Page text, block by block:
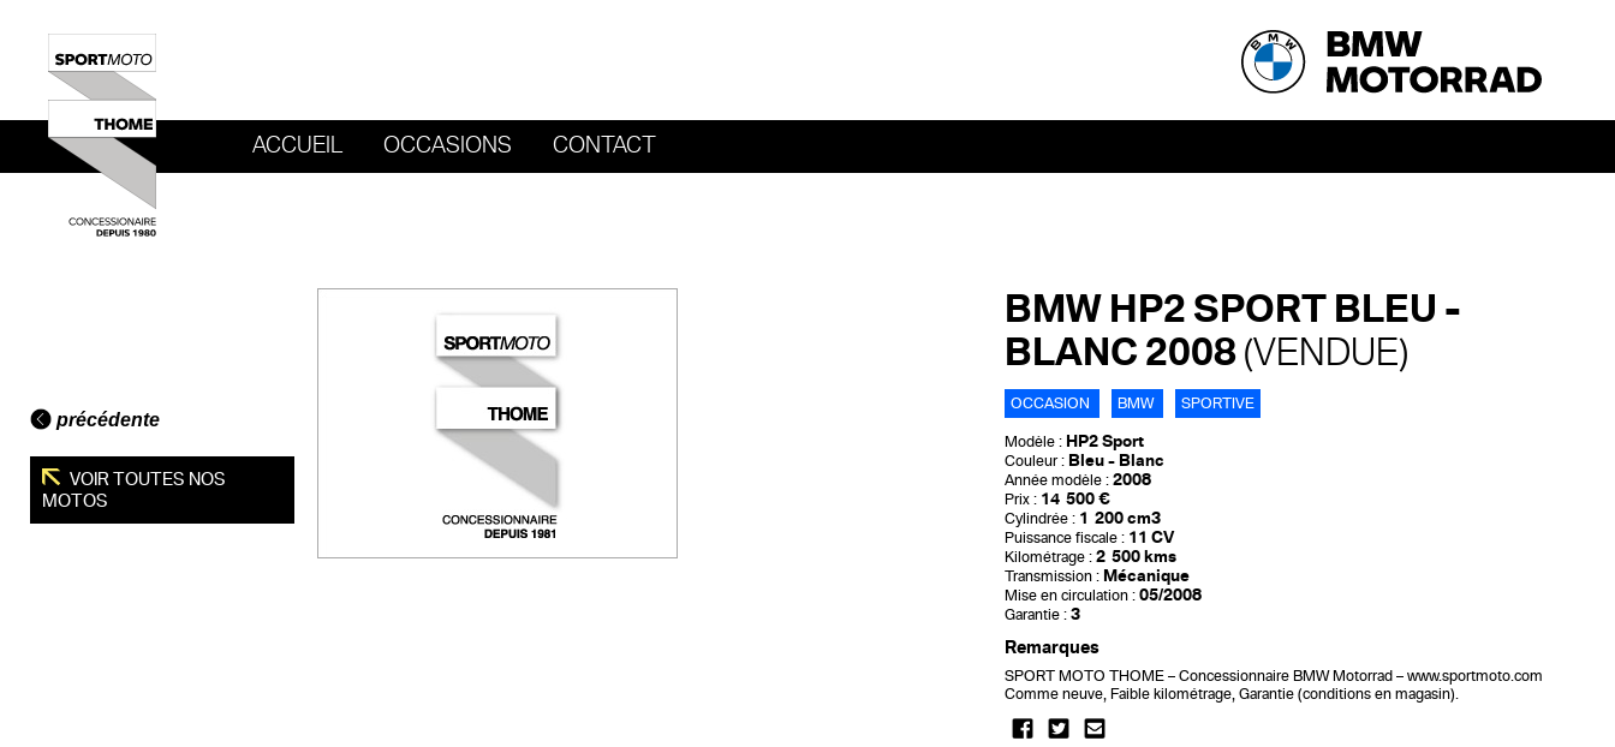
ACCUEIL OCCASIONS CONTACT
précédente
VOIR TOUTES NOS
MOTOS
BMW HP2 SPORT BLEU -
BLANC 2008 (VENDUE)
OCCASION BMW SPORTIVE
Modèle : HP2 Sport
Couleur : Bleu - Blanc
Année modèle : 2008
Prix : 14 500 €
Cylindrée : 1 200 cm3
Puissance fiscale : 11 CV
Kilométrage : 2 500 kms
Transmission : Mécanique
Mise en circulation : 05/2008
Garantie : 3
Remarques
SPORT MOTO THOME – Concessionnaire BMW Motorrad – www.sportmoto.com
Comme neuve, Faible kilométrage, Garantie (conditions en magasin).